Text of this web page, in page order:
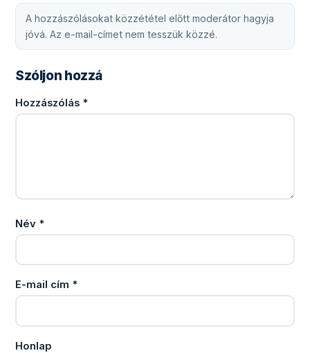
A hozzászólásokat közzététel előtt moderátor hagyja
jóvá. Az e-mail-címet nem tesszük közzé.
Szóljon hozzá
Hozzászólás *
Név *
E-mail cím *
Honlap